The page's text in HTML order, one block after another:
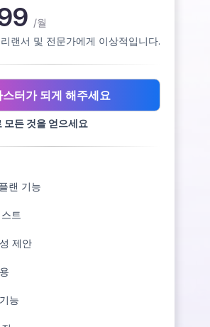
/월
랜서 및 전문가에게 이상적입니다.
스터가 되게 해주세요
모든 것을 얻으세요
랜 기능
트
제안
능